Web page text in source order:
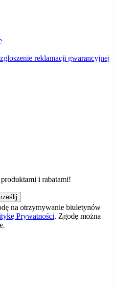
reklamacji gwarancyjnej
i rabatami!
na otrzymywanie biuletynów
Prywatności. Zgodę można